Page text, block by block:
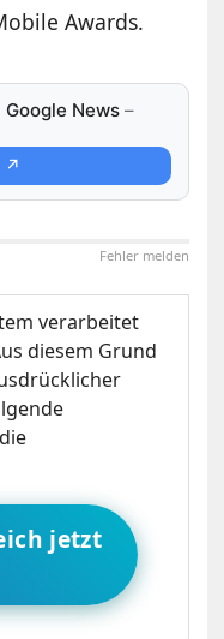
Awards.
News –
↗
Fehler melden
verarbeitet
diesem Grund
jetzt